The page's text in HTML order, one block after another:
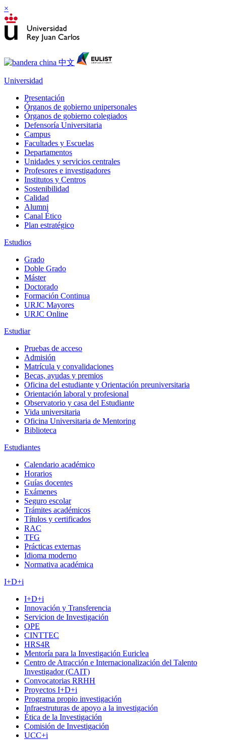
×
Universidad
Presentación
Órganos de gobierno unipersonales
Órganos de gobierno colegiados
Defensoría Universitaria
Campus
Facultades y Escuelas
Departamentos
Unidades y servicios centrales
Profesores e investigadores
Institutos y Centros
Sostenibilidad
Calidad
Alumni
Canal Ético
Plan estratégico
Estudios
Grado
Doble Grado
Máster
Doctorado
Formación Continua
URJC Mayores
URJC Online
Estudiar
Pruebas de acceso
Admisión
Matrícula y convalidaciones
Becas, ayudas y premios
Oficina del estudiante y Orientación preuniversitaria
Orientación laboral y profesional
Observatorio y casa del Estudiante
Vida universitaria
Oficina Universitaria de Mentoring
Biblioteca
Estudiantes
Calendario académico
Horarios
Guías docentes
Exámenes
Seguro escolar
Trámites académicos
Títulos y certificados
RAC
TFG
Prácticas externas
Idioma moderno
Normativa académica
I+D+i
I+D+i
Innovación y Transferencia
Servicion de Investigación
OPE
CINTTEC
HRS4R
Mentoría para la Investigación Euriclea
Centro de Atracción e Internacionalización del Talento
Investigador (CAIT)
Convocatorias RRHH
Proyectos I+D+i
Programa propio investigación
Infraestruturas de apoyo a la investigación
Ética de la Investigación
Comisión de Investigación
UCC+i